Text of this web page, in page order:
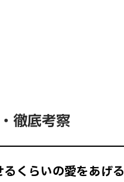
徹底考察
るくらいの愛をあげる